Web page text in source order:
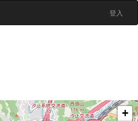
登入
+